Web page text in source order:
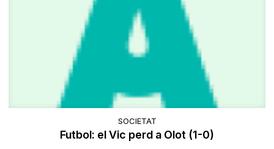
SOCIETAT
Futbol: el Vic perd a Olot (1-0)